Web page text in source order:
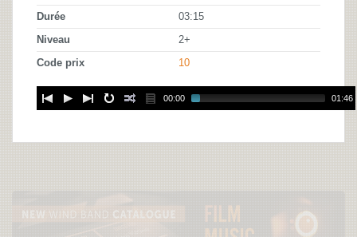
Durée 03:15
Niveau 2+
Code prix 10
00:00 01:46